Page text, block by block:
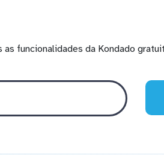
as funcionalidades da Kondado